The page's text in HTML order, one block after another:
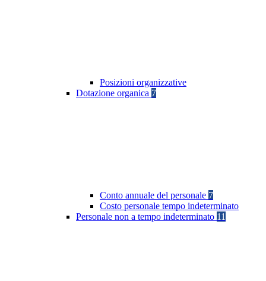
Posizioni organizzative
Dotazione organica 7
Conto annuale del personale 7
Costo personale tempo indeterminato
Personale non a tempo indeterminato 11